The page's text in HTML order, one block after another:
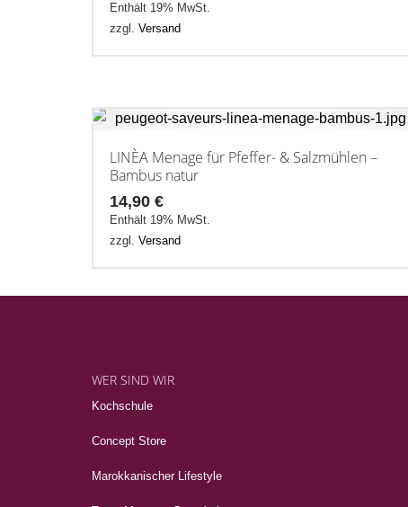
Enthält 19% MwSt.
zzgl. Versand
LINÈA Menage für Pfeffer- & Salzmühlen –
Bambus natur
14,90 €
Enthält 19% MwSt.
zzgl. Versand
WER SIND WIR
Kochschule
Concept Store
Marokkanischer Lifestyle